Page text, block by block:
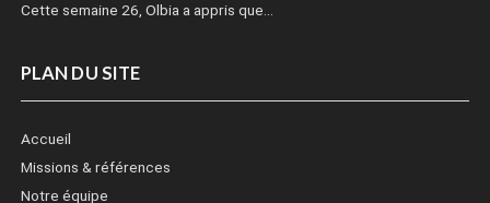
Cette semaine 26, Olbia a appris que…
PLAN DU SITE
Accueil
Missions & références
Notre équipe